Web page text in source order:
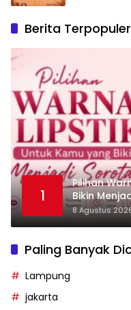
Berita
1
Pilihan
Bikin
8 Agustus
Paling Banyak
Lampung
jakarta